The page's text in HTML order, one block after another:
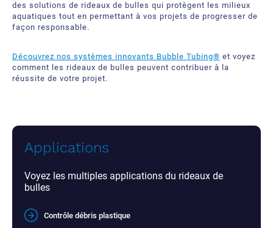
des solutions de rideaux de bulles qui protègent les milieux
aquatiques tout en permettant à vos projets de progresser de
façon responsable.
Découvrez nos systèmes innovants Bubble Tubing® et voyez
comment les rideaux de bulles peuvent contribuer à la
réussite de votre projet.
Applications
Voyez les multiples applications du rideaux de
bulles
Contrôle débris plastique